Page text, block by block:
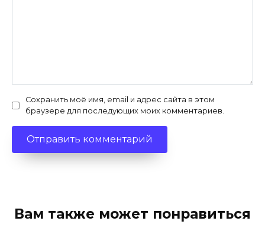
Сохранить моё имя, email и адрес сайта в этом
браузере для последующих моих комментариев.
Вам также может понравиться